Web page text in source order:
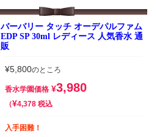
バーバリー タッチ オーデパルファム
EDP SP 30ml レディース 人気香水 通
販
¥5,800のところ
香水学園価格 ¥3,980
¥4,378 税込
入手困難！